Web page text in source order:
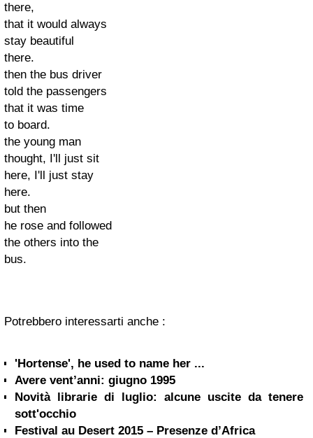
there,
that it would always
stay beautiful
there.
then the bus driver
told the passengers
that it was time
to board.
the young man
thought, I'll just sit
here, I'll just stay
here.
but then
he rose and followed
the others into the
bus.
Potrebbero interessarti anche :
'Hortense', he used to name her ...
Avere vent’anni: giugno 1995
Novità librarie di luglio: alcune uscite da tenere
sott'occhio
Festival au Desert 2015 – Presenze d’Africa